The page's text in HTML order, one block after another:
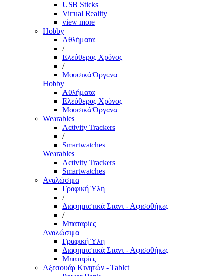
USB Sticks
Virtual Reality
view more
Hobby
Αθλήματα
/
Ελεύθερος Χρόνος
/
Μουσικά Όργανα
Hobby
Αθλήματα
Ελεύθερος Χρόνος
Μουσικά Όργανα
Wearables
Activity Trackers
/
Smartwatches
Wearables
Activity Trackers
Smartwatches
Αναλώσιμα
Γραφική Ύλη
/
Διαφημιστικά Σταντ - Αφισοθήκες
/
Μπαταρίες
Αναλώσιμα
Γραφική Ύλη
Διαφημιστικά Σταντ - Αφισοθήκες
Μπαταρίες
Αξεσουάρ Κινητών - Tablet